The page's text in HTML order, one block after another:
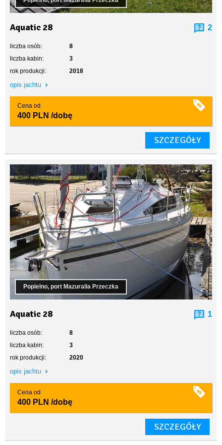
Aquatic 28 2
liczba osób:
8
liczba kabin:
3
rok produkcji:
2018
opis jachtu
Cena od
400 PLN /dobę
SZCZEGÓŁY
Popielno, port Mazuralia Przeczka
Aquatic 28 1
liczba osób:
8
liczba kabin:
3
rok produkcji:
2020
opis jachtu
Cena od
400 PLN /dobę
SZCZEGÓŁY